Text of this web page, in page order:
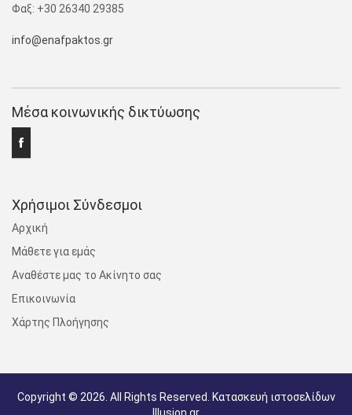
Φαξ: +30 26340 29385
info@enafpaktos.gr
Μέσα κοινωνικής δικτύωσης
Χρήσιμοι Σύνδεσμοι
Αρχική
Μάθετε για εμάς
Αναθέστε μας το Ακίνητο σας
Επικοινωνία
Χάρτης Πλοήγησης
Copyright © 2026. All Rights Reserved.
Κατασκευή ιστοσελίδων